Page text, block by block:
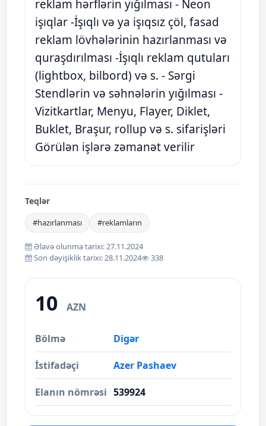
reklam hərflərin yığılması - Neon
işıqlar -İşıqlı və ya işıqsız çöl, fasad
reklam lövhələrinin hazırlanması və
quraşdırılması -İşıqlı reklam qutuları
(lightbox, bilbord) və s. - Sərgi
Stendlərin və səhnələrin yığılması -
Vizitkartlar, Menyu, Flayer, Diklet,
Buklet, Braşur, rollup və s. sifarişləri
Görülən işlərə zəmanət verilir
Teqlər
#hazırlanması #reklamların
Əlavə olunma tarixi: 27.11.2024
Son dəyişiklik tarixi: 28.11.2024
338
10 AZN
Bölmə Digər
İstifadəçi Azer Pashaev
Elanın nömrəsi 539924